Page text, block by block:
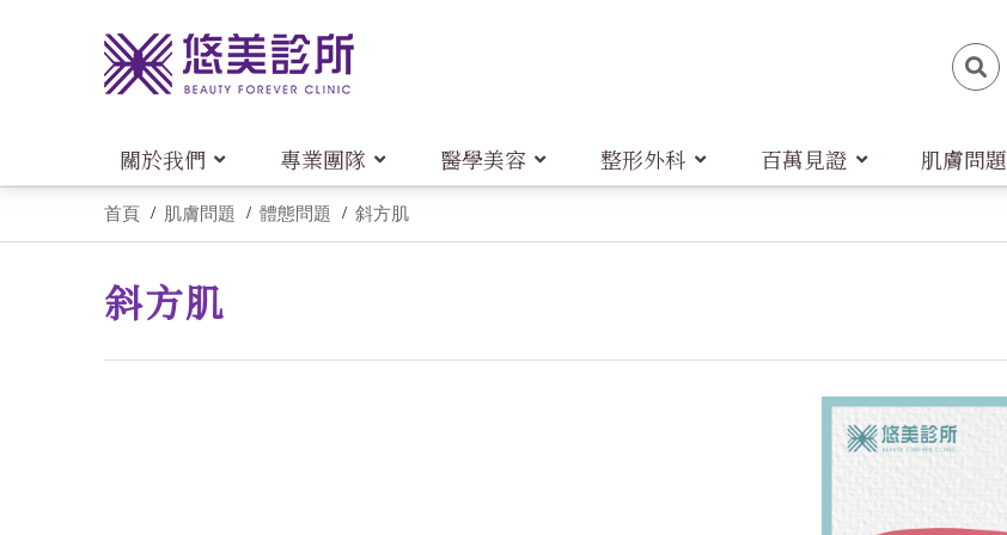
關於我們 專業團隊 醫學美容 整形外科 百萬見證 肌膚問題
首頁 肌膚問題 體態問題 斜方肌
斜方肌